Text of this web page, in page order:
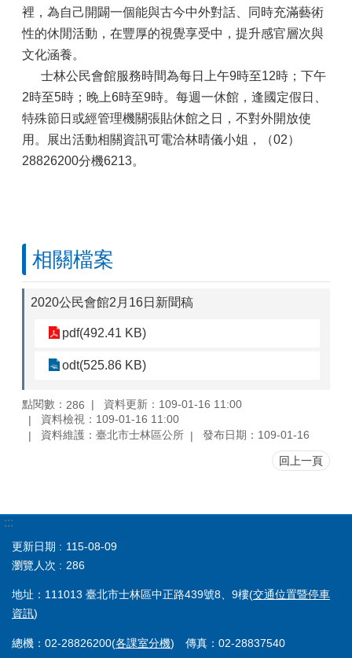
裡，為自己開闢一個能與古今中外對話、同時充滿藝術
性的休閒活動，在豐厚的視覺享受中，提升感官層次與
文化涵養。
士林公民會館服務時間為每日上午9時至12時；下午
2時至5時；晚上6時至9時。每週一休館，逢國定假日、
特殊節日或經管理機關張貼休館之日，不對外開放使
用。展出活動相關資訊可電洽林晴儀小姐，（02）
28826200分機6213。
相關檔案
2020公民會館2月16日新聞稿
pdf(492.41 KB)
odt(525.86 KB)
點閱數： 286
資料更新：109-01-16 11:00
資料檢視：109-01-16 11:00
資料維護：臺北市士林區公所
發布日期：109-01-16
回上一頁
:::
更新日期
115-08-09
瀏覽人次
286
地址：111013 臺北市士林區中正路439號8、9樓(交通位置暨停車
資訊)
總機：02-28826200(各課室分機) 傳真：02-28837540